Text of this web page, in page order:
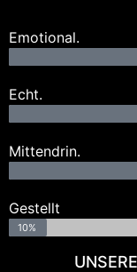
Emotional.
Echt.
Mittendrin.
Gestellt
10%